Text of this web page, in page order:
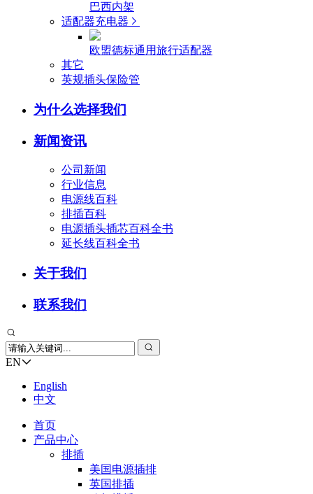
巴西内架
适配器充电器
欧盟德标通用旅行适配器
其它
英规插头保险管
为什么选择我们
新闻资讯
公司新闻
行业信息
电源线百科
排插百科
电源插头插芯百科全书
延长线百科全书
关于我们
联系我们
EN
English
中文
首页
产品中心
排插
美国电源插排
英国排插